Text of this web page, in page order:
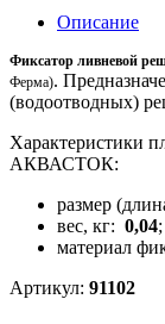
Описание
Фиксатор ливневой
Ферма).
(водоотводных)
Характеристики
АКВАСТОК:
размер
вес, кг: 0,04;
материал
Артикул: 91102